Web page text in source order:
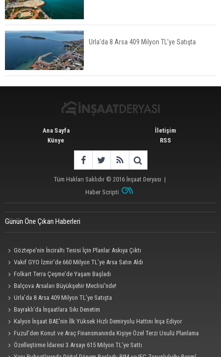
İkinci El Konut Fiyatları İspanya'da Bir Yılda
Konut Satışları Güçlü Seyrini Korudu Yabancıya
Satış Geriledi
Urla’da 8 Arsa 409 Milyon TL’ye Satışta
Ana Sayfa
Künye
İletişim
RSS
Tüm Hakları Saklıdır © 2016 İnşaat Deryası |
Haber Scripti
Günün Öne Çıkan Haberleri
Göztepe'nin İnciraltı Tesisi İçin Planlar Askıya Çıktı
Vakıf GYO İzmir’de 660 Milyon TL’ye Arsa Satın Aldı
Folkart Terra Çeşme'de Yaşam Başladı
Balçova Arsaları Büyükşehir Meclisi'nde!
Urla’da 8 Arsa 409 Milyon TL’ye Satışta
Bayraklı’da İnşaatlara Sıkı Denetim
Kalyon İnşaat BAE'nin İlk Yüksek Hızlı Demiryolu Hattını İnşa Ediyor
Fuzul’den Konut ve Araç Finansmanında Kişiye Özel Terzi Usulü Planlama
Özelleştirme İdaresi 3 Arsayı 615 Milyon TL’ye Sattı